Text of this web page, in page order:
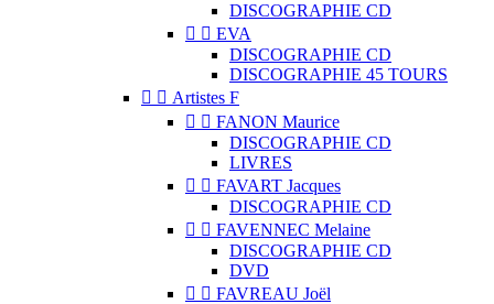
DISCOGRAPHIE CD
  EVA
DISCOGRAPHIE CD
DISCOGRAPHIE 45 TOURS
  Artistes F
  FANON Maurice
DISCOGRAPHIE CD
LIVRES
  FAVART Jacques
DISCOGRAPHIE CD
  FAVENNEC Melaine
DISCOGRAPHIE CD
DVD
  FAVREAU Joël